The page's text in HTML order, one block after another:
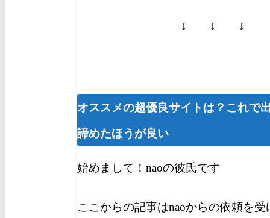
↓ ↓ ↓
オススメの超優良サイトは？これで
諦めたほうが良い
始めまして！naoの彼氏です
ここからの記事はnaoからの依頼を